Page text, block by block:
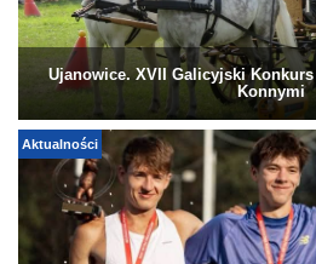
Ujanowice. XVII Galicyjski
Konnymi
Aktualności